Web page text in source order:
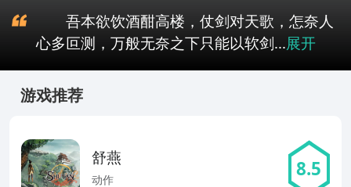
吾本欲饮酒酣高楼，仗剑对天歌，怎奈人
心多叵测，万般无奈之下只能以软剑...展开
游戏推荐
舒燕
动作 8.5